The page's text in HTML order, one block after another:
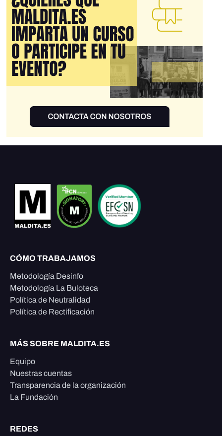
CÓMO TRABAJAMOS
Metodología Desinfo
Metodología La Buloteca
Política de Neutralidad
Política de Rectificación
MÁS SOBRE MALDITA.ES
Equipo
Nuestras cuentas
Transparencia de la organización
La Fundación
REDES